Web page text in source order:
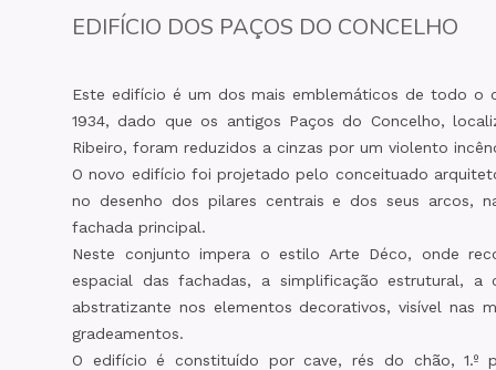
EDIFÍCIO DOS PAÇOS DO CONCELHO
Este edifício é um dos mais emblemáticos de todo o
1934, dado que os antigos Paços do Concelho,
Ribeiro, foram reduzidos a cinzas por um violento
O novo edifício foi projetado pelo conceituado
no desenho dos pilares centrais e dos seus arcos,
fachada principal.
Neste conjunto impera o estilo Arte Déco, onde
espacial das fachadas, a simplificação estrutural,
abstratizante nos elementos decorativos, visível nas
gradeamentos.
O edifício é constituído por cave, rés do chão, 1.º